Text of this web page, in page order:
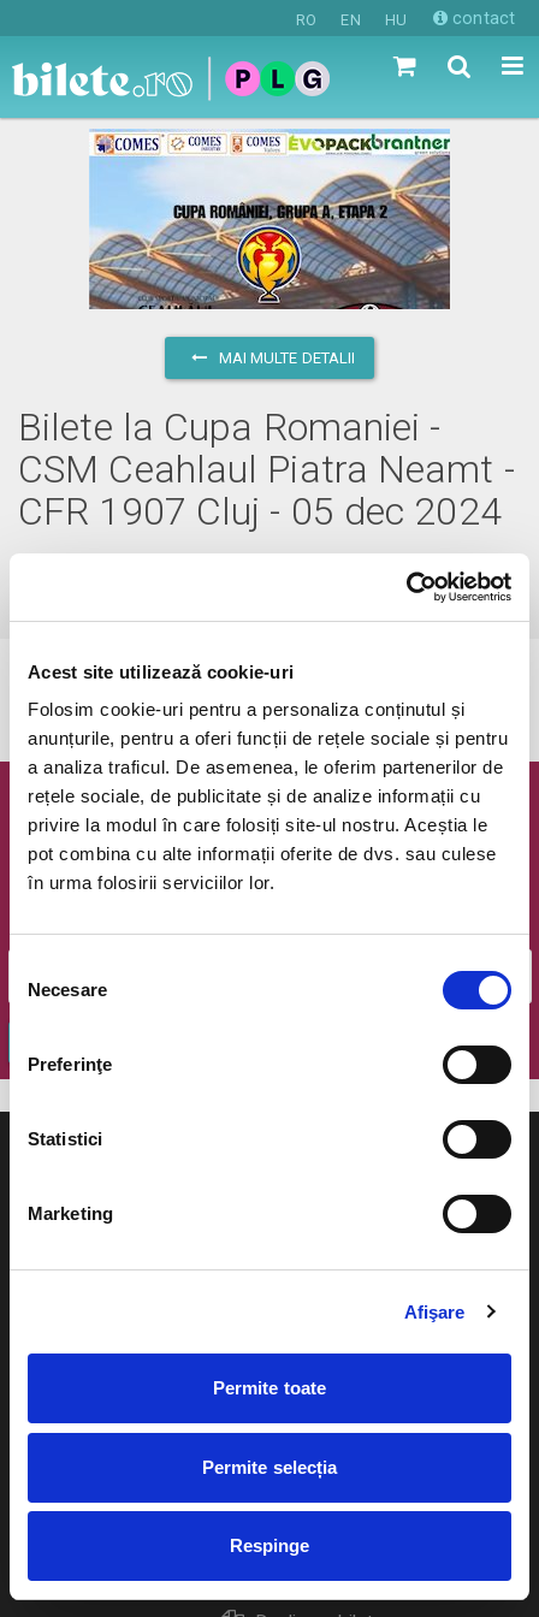
Acest site utilizează cookie-uri
Folosim cookie-uri pentru a personaliza conținutul și
anunțurile, pentru a oferi funcții de rețele sociale și pentru
a analiza traficul. De asemenea, le oferim partenerilor de
rețele sociale, de publicitate și de analize informații cu
privire la modul în care folosiți site-ul nostru. Aceștia le
pot combina cu alte informații oferite de dvs. sau culese
în urma folosirii serviciilor lor.
consimțământului
Necesare
Preferinţe
Statistici
Marketing
Afişare
Permite toate
Permite selecția
Respinge
RO EN HU contact
MAI MULTE DETALII
Bilete la Cupa Romaniei -
CSM Ceahlaul Piatra Neamt -
CFR 1907 Cluj - 05 dec 2024
vezi pe harta
Evenimentul a expirat.
Newsletter @ Bilete.ro
Oferte exclusive si o editie saptamanala cu cele mai noi
evenimente.
Cum comand bilete?
Plata online sau cash
Livrare prin curier
Returnare bilete
Diverse